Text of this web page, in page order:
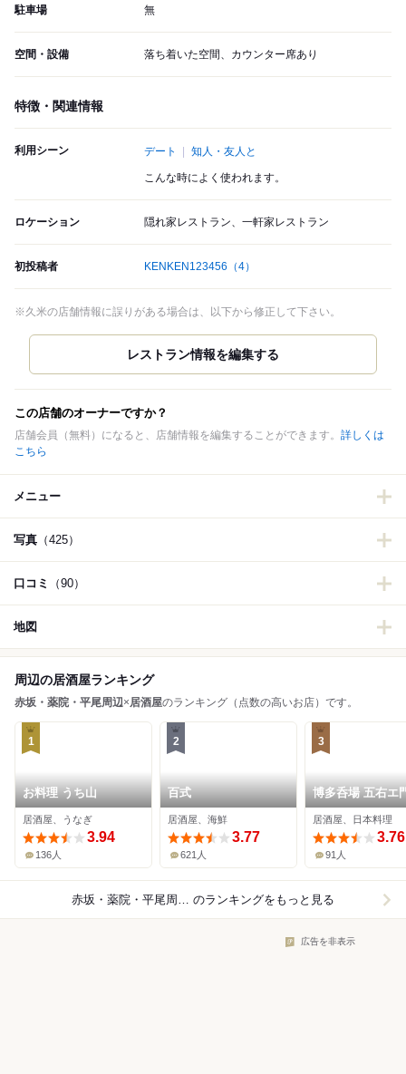
駐車場 無
空間・設備 落ち着いた空間、カウンター席あり
特徴・関連情報
利用シーン デート 知人・友人と
こんな時によく使われます。
ロケーション 隠れ家レストラン、一軒家レストラン
初投稿者 KENKEN123456 （4）
※久米の店舗情報に誤りがある場合は、以下から修正して下さい。
この店舗のオーナーですか？
店舗会員（無料）になると、店舗情報を編集することができます。 詳しくは
こちら
メニュー
写真 （425）
口コミ （90）
地図
周辺の居酒屋ランキング
赤坂・薬院・平尾周辺×居酒屋のランキング（点数の高いお店）です。
1
お料理 うち山
居酒屋、うなぎ
3.94
136人
2
百式
居酒屋、海鮮
3.77
621人
3
博多呑場 五右エ
居酒屋、日本料理
3.76
91人
赤坂・薬院・平尾周辺×居酒屋 のランキングをもっと見る
広告を非表示